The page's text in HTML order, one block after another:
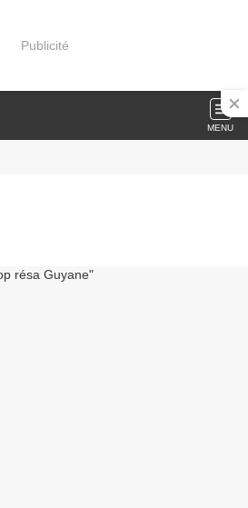
Publicité
MENU